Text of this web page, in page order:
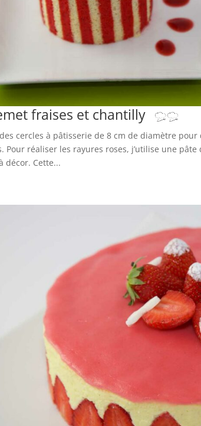
fraises et chantilly
des cercles à pâtisserie de 8 cm de diamètre
Pour réaliser les rayures roses, j’utilise une
décor. Cette...